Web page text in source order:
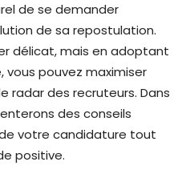
de se demander
de sa repostulation.
délicat, mais en adoptant
pouvez maximiser
radar des recruteurs. Dans
des conseils
votre candidature tout
positive.